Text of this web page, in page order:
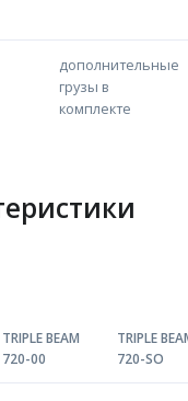
дополнительные
грузы в
комплекте
TRIPLE BEAM
720-00
TRIPLE
720-SO